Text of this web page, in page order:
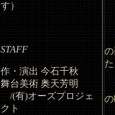
す）
STAFF
作・演出 今石千秋
舞台美術 奥天芳明
/(有)オーズプロジェ
クト